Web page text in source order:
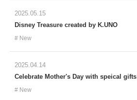
2025.05.15
Disney Treasure created by K.UNO
New
2025.04.14
Celebrate Mother's Day with speical gifts
New